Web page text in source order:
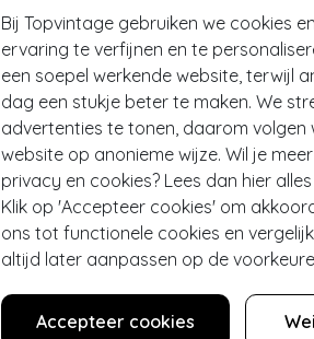
Bij Topvintage gebruiken we cookies
ervaring te verfijnen en te
een soepel werkende website, terwijl
dag een stukje beter te maken. We
advertenties te tonen, daarom volgen
website op anonieme wijze. Wil je
privacy en cookies? Lees dan hier
Klik op 'Accepteer cookies' om
ons tot functionele cookies en
altijd later aanpassen op de
Accepteer cookies